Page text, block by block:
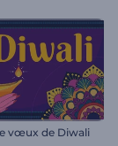
vœux de Diwali